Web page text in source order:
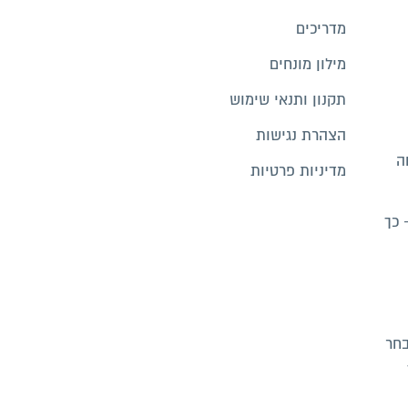
מדריכים
מילון מונחים
תקנון ותנאי שימוש
הצהרת נגישות
מדיניות פרטיות
כך